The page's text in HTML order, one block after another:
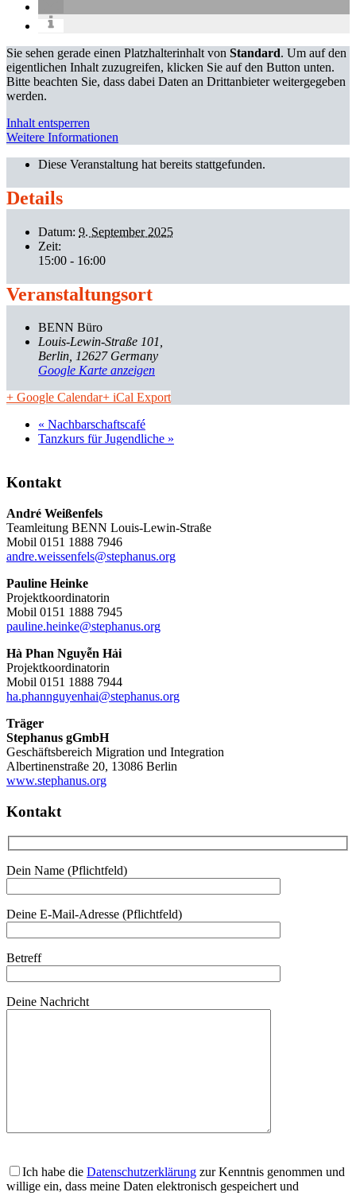
Sie sehen gerade einen Platzhalterinhalt von Standard. Um auf den
eigentlichen Inhalt zuzugreifen, klicken Sie auf den Button unten.
Bitte beachten Sie, dass dabei Daten an Drittanbieter weitergegeben
werden.
Inhalt entsperren
Weitere Informationen
Diese Veranstaltung hat bereits stattgefunden.
Details
Datum: 9. September 2025
Zeit:
15:00 - 16:00
Veranstaltungsort
BENN Büro
Louis-Lewin-Straße 101
Berlin, 12627 Germany
Google Karte anzeigen
+ Google Calendar+ iCal Export
« Nachbarschaftscafé
Tanzkurs für Jugendliche »
Kontakt
André Weißenfels
Teamleitung BENN Louis-Lewin-Straße
Mobil 0151 1888 7946
andre.weissenfels@stephanus.org
Pauline Heinke
Projektkoordinatorin
Mobil 0151 1888 7945
pauline.heinke@stephanus.org
Hà Phan Nguyễn Hải
Projektkoordinatorin
Mobil 0151 1888 7944
ha.phannguyenhai@stephanus.org
Träger
Stephanus gGmbH
Geschäftsbereich Migration und Integration
Albertinenstraße 20, 13086 Berlin
www.stephanus.org
Kontakt
Dein Name (Pflichtfeld)
Deine E-Mail-Adresse (Pflichtfeld)
Betreff
Deine Nachricht
Ich habe die Datenschutzerklärung zur Kenntnis genommen und
willige ein, dass meine Daten elektronisch gespeichert und